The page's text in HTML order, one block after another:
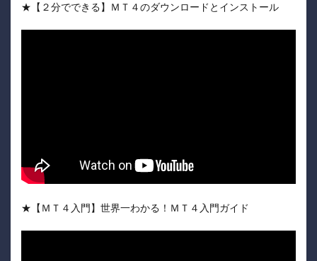
★【２分でできる】ＭＴ４のダウンロードとインストール
★【ＭＴ４入門】世界一わかる！ＭＴ４入門ガイド